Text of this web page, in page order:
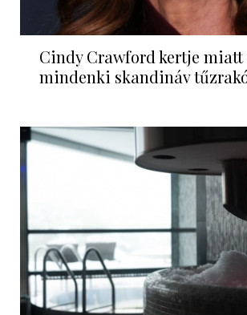
Cindy Crawford kertje miatt
mindenki skandináv